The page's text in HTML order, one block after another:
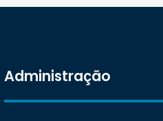
Administração